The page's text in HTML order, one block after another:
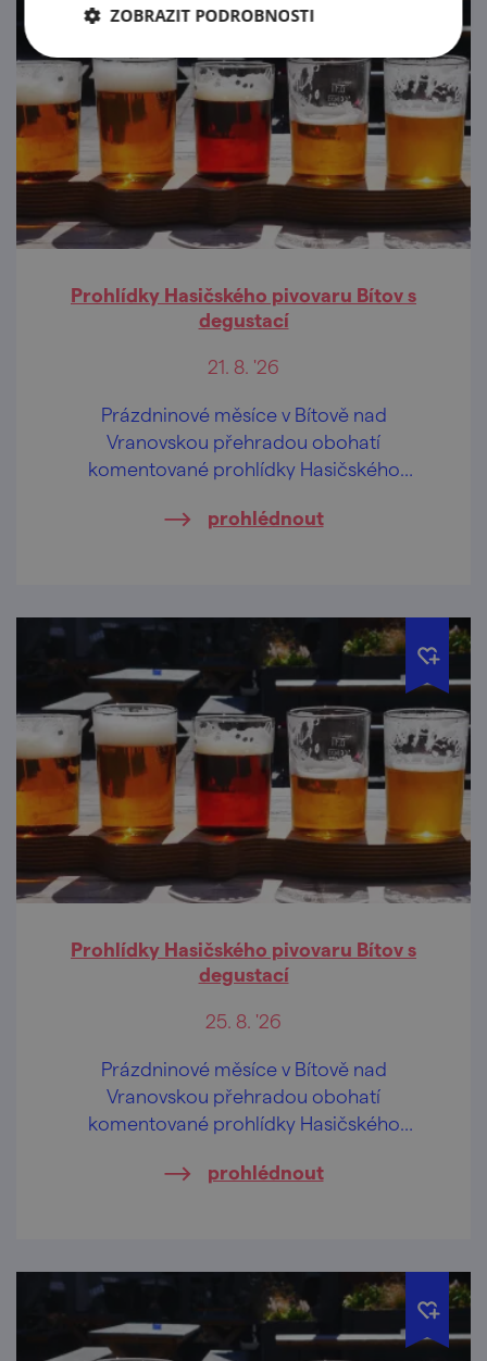
Prohlídky Hasičského pivovaru Bítov s
degustací
21. 8. '26
Prázdninové měsíce v Bítově nad
Vranovskou přehradou obohatí
komentované prohlídky Hasičského
prohlédnout
Prohlídky Hasičského pivovaru Bítov s
degustací
25. 8. '26
Prázdninové měsíce v Bítově nad
Vranovskou přehradou obohatí
komentované prohlídky Hasičského
prohlédnout
ZOBRAZIT PODROBNOSTI